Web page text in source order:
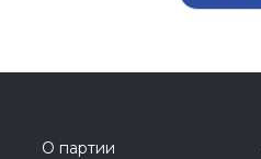
О партии